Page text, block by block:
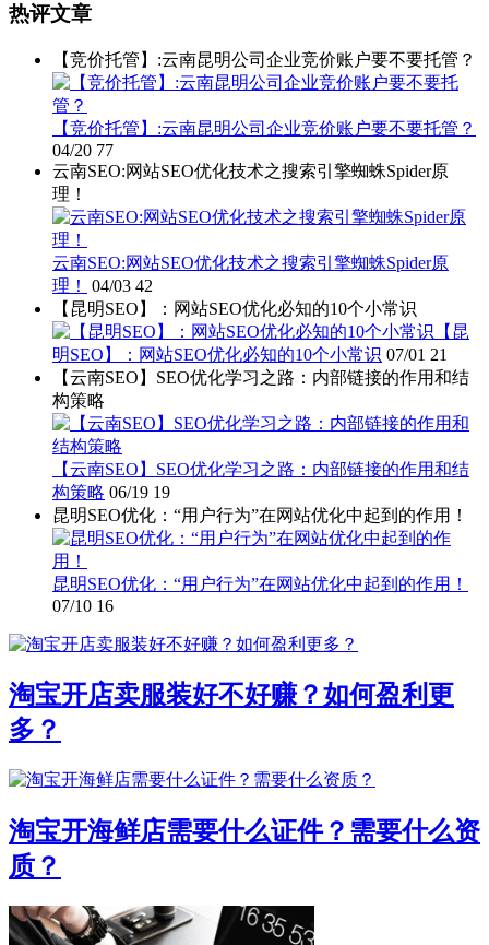
热评文章
【竞价托管】:云南昆明公司企业竞价账户要不要托管？
【竞价托管】:云南昆明公司企业竞价账户要不要托管？
04/20 77
云南SEO:网站SEO优化技术之搜索引擎蜘蛛Spider原
理！
云南SEO:网站SEO优化技术之搜索引擎蜘蛛Spider原
理！
04/03 42
【昆明SEO】：网站SEO优化必知的10个小常识
【昆
明SEO】：网站SEO优化必知的10个小常识 07/01 21
【云南SEO】SEO优化学习之路：内部链接的作用和结
构策略
【云南SEO】SEO优化学习之路：内部链接的作用和结
构策略 06/19 19
昆明SEO优化：“用户行为”在网站优化中起到的作用！
昆明SEO优化：“用户行为”在网站优化中起到的作用！
07/10 16
淘宝开店卖服装好不好赚？如何盈利更
多？
淘宝开海鲜店需要什么证件？需要什么资
质？